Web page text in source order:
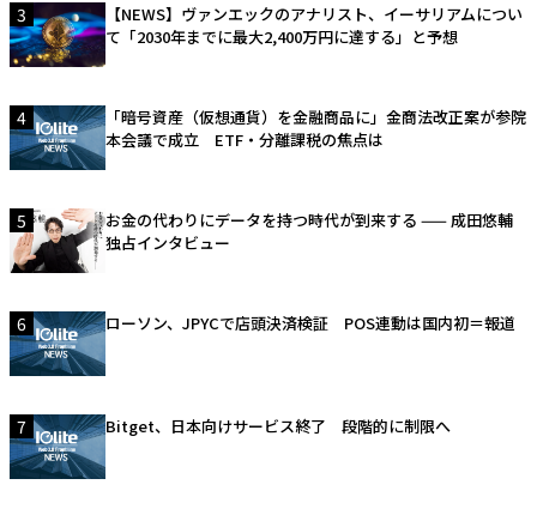
3
【NEWS】ヴァンエックのアナリスト、イーサリアムについ
て「2030年までに最大2,400万円に達する」と予想
4
「暗号資産（仮想通貨）を金融商品に」金商法改正案が参院
本会議で成立 ETF・分離課税の焦点は
5
お金の代わりにデータを持つ時代が到来する —— 成田悠輔
独占インタビュー
6 ローソン、JPYCで店頭決済検証 POS連動は国内初＝報道
7 Bitget、日本向けサービス終了 段階的に制限へ